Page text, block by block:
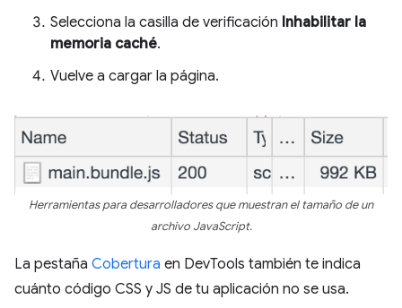
Selecciona la casilla de verificación Inhabilitar la
memoria caché.
Vuelve a cargar la página.
Herramientas para desarrolladores que muestran el tamaño de un
archivo JavaScript.
La pestaña Cobertura en DevTools también te indica
cuánto código CSS y JS de tu aplicación no se usa.